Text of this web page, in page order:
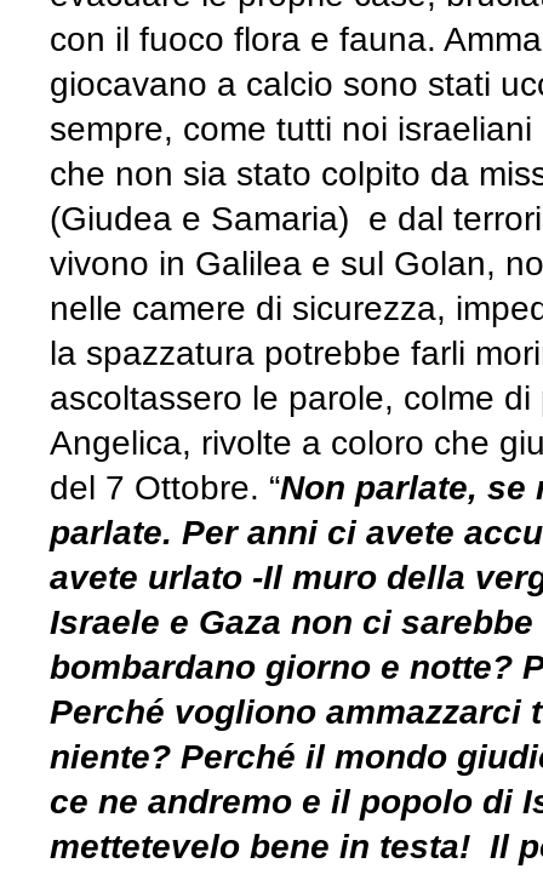
con il fuoco flora e fauna.
giocavano a calcio sono stati
sempre, come tutti noi
che non sia stato colpito da
(Giudea e Samaria) e dal
vivono in Galilea e sul Golan,
nelle camere di sicurezza,
la spazzatura potrebbe farli
ascoltassero le parole, colme
Angelica, rivolte a coloro che
del 7 Ottobre. “Non parlate, se
parlate. Per anni ci avete
avete urlato -Il muro della
Israele e Gaza non ci
bombardano giorno e notte?
Perché vogliono ammazzarci
niente? Perché il mondo
ce ne andremo e il popolo di
mettetevelo bene in testa! Il